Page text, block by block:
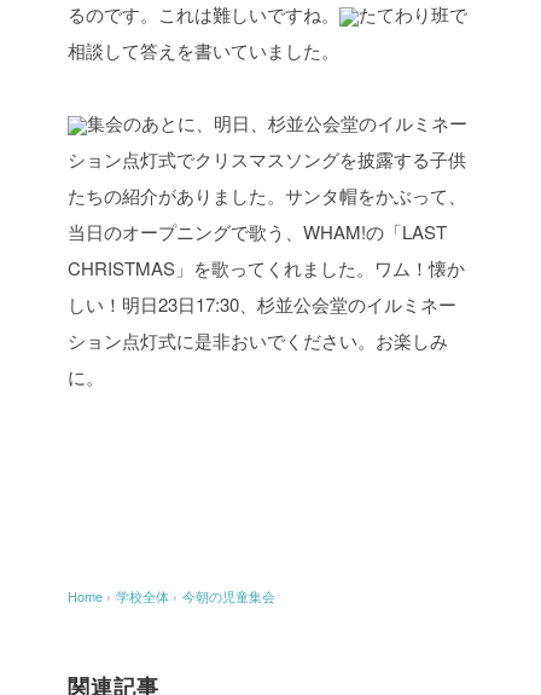
るのです。これは難しいですね。
たてわり班で
相談して答えを書いていました。
集会のあとに、明日、杉並公会堂のイルミネー
ション点灯式でクリスマスソングを披露する子供
たちの紹介がありました。サンタ帽をかぶって、
当日のオープニングで歌う、WHAM!の「LAST
CHRISTMAS」を歌ってくれました。ワム！懐か
しい！ 明日23日17:30、杉並公会堂のイルミネー
ション点灯式に是非おいでください。お楽しみ
に。
Home › 学校全体 › 今朝の児童集会
関連記事